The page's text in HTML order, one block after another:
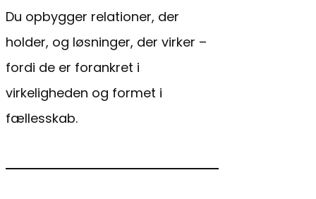
Du opbygger relationer, der
holder, og løsninger, der virker –
fordi de er forankret i
virkeligheden og formet i
fællesskab.